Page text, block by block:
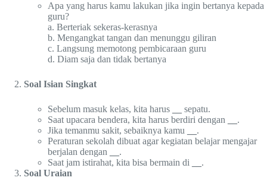
Apa yang harus kamu lakukan jika ingin bertanya kepada
guru?
a. Berteriak sekeras-kerasnya
b. Mengangkat tangan dan menunggu giliran
c. Langsung memotong pembicaraan guru
d. Diam saja dan tidak bertanya
Soal Isian Singkat
Sebelum masuk kelas, kita harus
sepatu.
Saat upacara bendera, kita harus berdiri dengan
.
Jika temanmu sakit, sebaiknya kamu
.
Peraturan sekolah dibuat agar kegiatan belajar mengajar
berjalan dengan
.
Saat jam istirahat, kita bisa bermain di
.
Soal Uraian